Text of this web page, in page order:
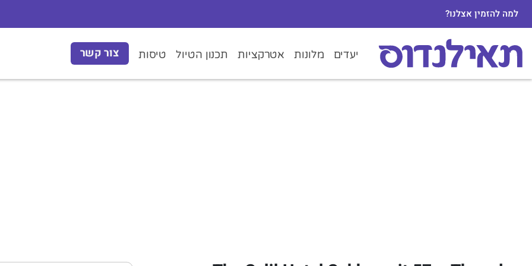
למה להזמין אצלנו?
יעדים מלונות אטרקציות תכנון הטיול טיסות צור קשר